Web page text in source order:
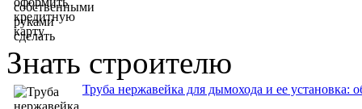
Знать строителю
Труба нержавейка для дымохода и ее установка: